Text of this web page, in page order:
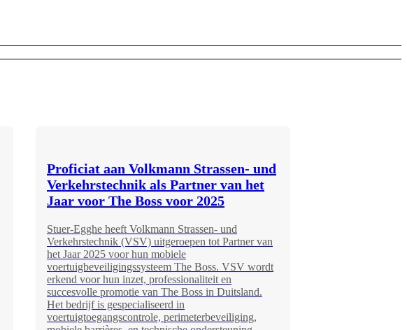
Proficiat aan Volkmann Strassen- und
Verkehrstechnik als Partner van het
Jaar voor The Boss voor 2025
Stuer-Egghe heeft Volkmann Strassen- und
Verkehrstechnik (VSV) uitgeroepen tot Partner van
het Jaar 2025 voor hun mobiele
voertuigbeveiligingssysteem The Boss. VSV wordt
erkend voor hun inzet, professionaliteit en
succesvolle promotie van The Boss in Duitsland.
Het bedrijf is gespecialiseerd in
voertuigtoegangscontrole, perimeterbeveiliging,